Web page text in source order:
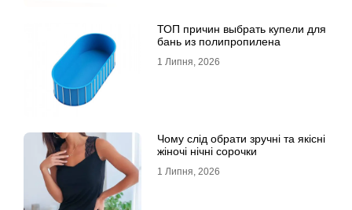
ТОП причин выбрать купели для
бань из полипропилена
1 Липня, 2026
Чому слід обрати зручні та якісні
жіночі нічні сорочки
1 Липня, 2026